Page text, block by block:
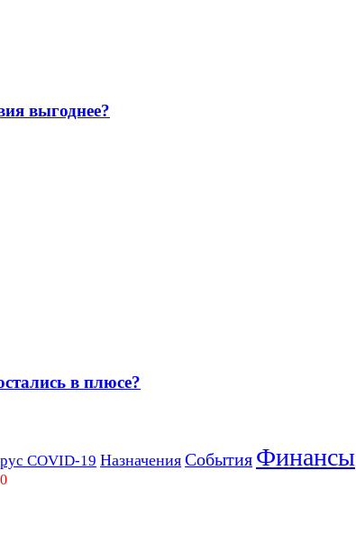
выгоднее?
в плюсе?
COVID-19 Назначения События Финансы